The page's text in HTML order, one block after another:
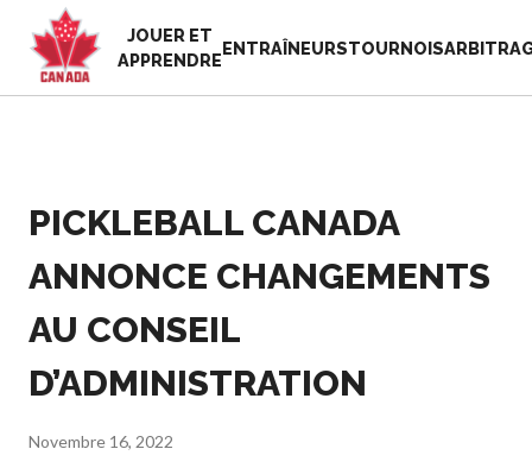
EN
FR
chose?
Histoire de Pickleball
Canada
alignements
organisationnels
Associations
Accueil
reconnaissance
2025
Nouvelles
JOUER ET
APPRENDRE
ENTRAÎNEURSTOURNOIS
PICKLEBALL CANADA
ANNONCE CHANGEMENTS
AU CONSEIL
D’ADMINISTRATION
Novembre 16, 2022